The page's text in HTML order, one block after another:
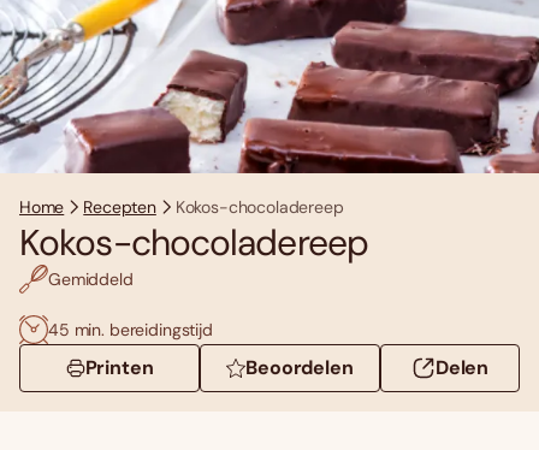
Home Recepten Kokos-chocoladereep
Kokos-chocoladereep
Gemiddeld
45 min. bereidingstijd
Printen Beoordelen Delen